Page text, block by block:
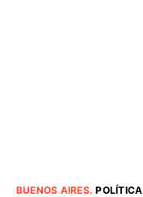
BUENOS AIRES.POLÍTICA